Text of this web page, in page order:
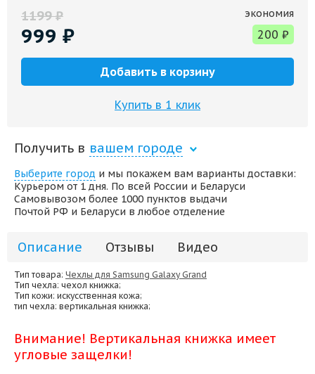
1199₽
999 ₽
экономия
200 ₽
Добавить в корзину
Купить в 1 клик
Получить в вашем городе
Выберите город и мы покажем вам варианты доставки:
Курьером от 1 дня. По всей России и Беларуси
Самовывозом более 1000 пунктов выдачи
Почтой РФ и Беларуси в любое отделение
Описание Отзывы Видео
Тип товара: Чехлы для Samsung Galaxy Grand
Тип чехла: чехол книжка;
Тип кожи: искусственная кожа;
тип чехла: вертикальная книжка;
Внимание! Вертикальная книжка имеет
угловые защелки!